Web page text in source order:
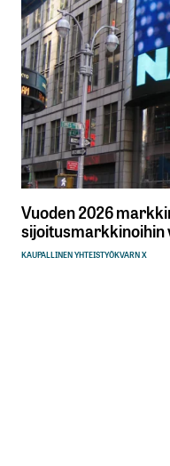
Vuoden 2026
KAUPALLINEN YHTEISTYÖKVARN X